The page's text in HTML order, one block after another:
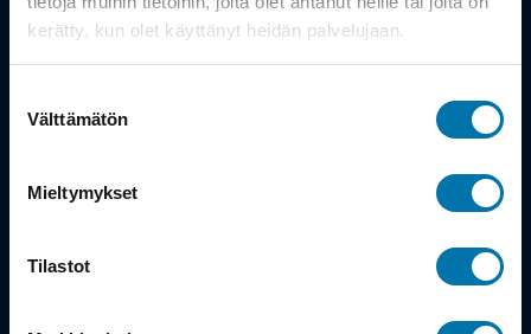
kerätty, kun olet käyttänyt heidän palvelujaan.
valinta
Välttämätön
Mieltymykset
Tilastot